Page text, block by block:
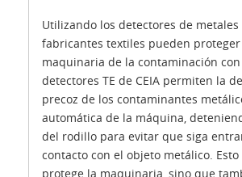
Utilizando los detectores de metales
fabricantes textiles pueden proteger
maquinaria de la contaminación con
detectores TE de CEIA permiten la
precoz de los contaminantes
automática de la máquina,
del rodillo para evitar que siga
contacto con el objeto metálico. Esto
protege la maquinaria, sino que